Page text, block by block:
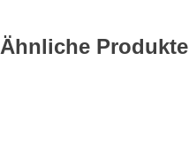
Ähnliche Produkte